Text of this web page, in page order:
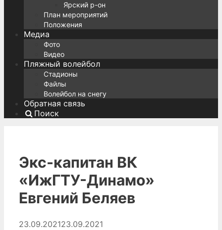
Ярский р-он
План мероприятий
Положения
Медиа
Фото
Видео
Пляжный волейбол
Стадионы
Файлы
Волейбол на снегу
Обратная связь
Поиск
Экс-капитан ВК
«ИжГТУ-Динамо»
Евгений Беляев
23.09.202123.09.2021